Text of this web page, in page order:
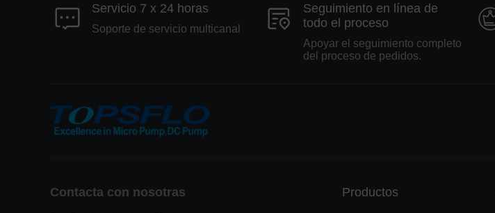
Servicio 7 x 24 horas
Soporte de servicio multicanal
Seguimiento en línea de
todo el proceso
Apoyar el seguimiento completo
del proceso de pedidos.
Contacta con nosotras Productos